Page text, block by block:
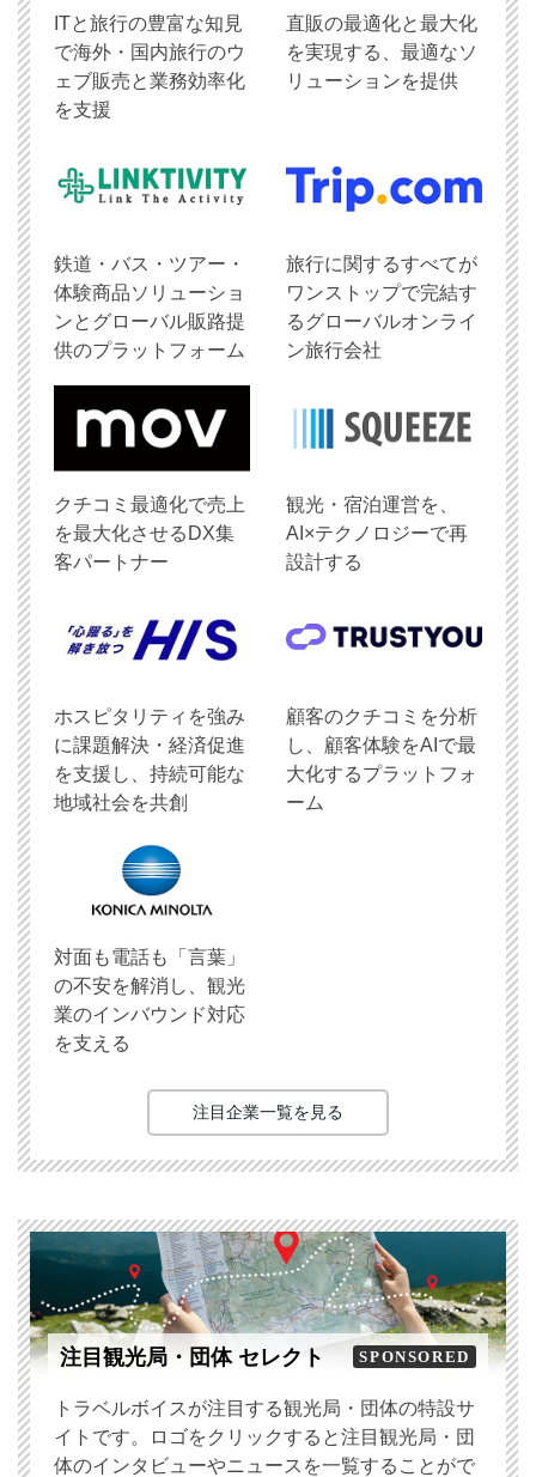
ITと旅行の豊富な知見
で海外・国内旅行のウ
ェブ販売と業務効率化
を支援
直販の最適化と最大化
を実現する、最適なソ
リューションを提供
鉄道・バス・ツアー・
体験商品ソリューショ
ンとグローバル販路提
供のプラットフォーム
旅行に関するすべてが
ワンストップで完結す
るグローバルオンライ
ン旅行会社
クチコミ最適化で売上
を最大化させるDX集
客パートナー
観光・宿泊運営を、
AI×テクノロジーで再
設計する
ホスピタリティを強み
に課題解決・経済促進
を支援し、持続可能な
地域社会を共創
顧客のクチコミを分析
し、顧客体験をAIで最
大化するプラットフォ
ーム
対面も電話も「言葉」
の不安を解消し、観光
業のインバウンド対応
を支える
注目企業一覧を見る
注目観光局・団体 セレクト SPONSORED
トラベルボイスが注目する観光局・団体の特設サ
イトです。ロゴをクリックすると注目観光局・団
体のインタビューやニュースを一覧することがで